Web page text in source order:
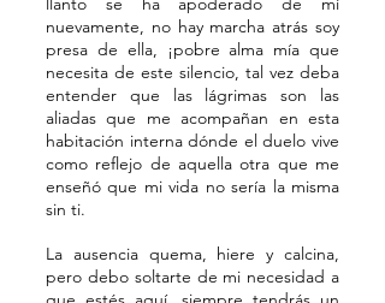
nuevamente, no hay marcha atrás soy
presa de ella, ¡pobre alma mía que
necesita de este silencio, tal vez deba
entender que las lágrimas son las
aliadas que me acompañan en esta
habitación interna dónde el duelo vive
como reflejo de aquella otra que me
enseñó que mi vida no sería la misma
sin ti.
La ausencia quema, hiere y calcina,
pero debo soltarte de mi necesidad a